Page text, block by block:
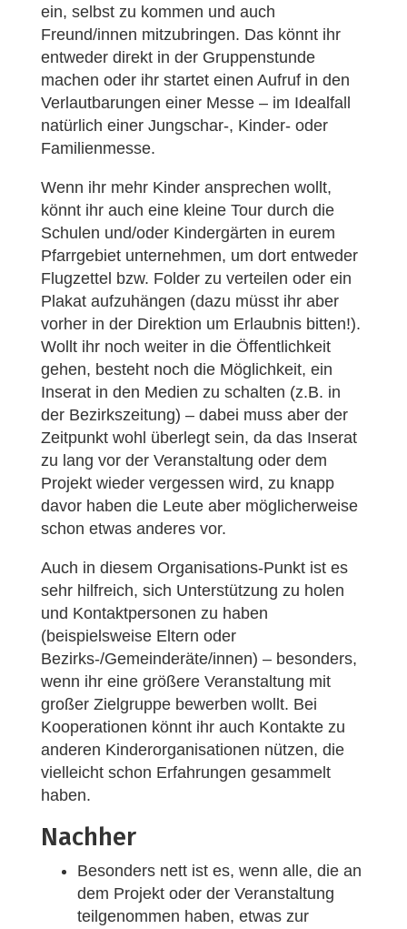
ein, selbst zu kommen und auch
Freund/innen mitzubringen. Das könnt ihr
entweder direkt in der Gruppenstunde
machen oder ihr startet einen Aufruf in den
Verlautbarungen einer Messe – im Idealfall
natürlich einer Jungschar-, Kinder- oder
Familienmesse.
Wenn ihr mehr Kinder ansprechen wollt,
könnt ihr auch eine kleine Tour durch die
Schulen und/oder Kindergärten in eurem
Pfarrgebiet unternehmen, um dort entweder
Flugzettel bzw. Folder zu verteilen oder ein
Plakat aufzuhängen (dazu müsst ihr aber
vorher in der Direktion um Erlaubnis bitten!).
Wollt ihr noch weiter in die Öffentlichkeit
gehen, besteht noch die Möglichkeit, ein
Inserat in den Medien zu schalten (z.B. in
der Bezirkszeitung) – dabei muss aber der
Zeitpunkt wohl überlegt sein, da das Inserat
zu lang vor der Veranstaltung oder dem
Projekt wieder vergessen wird, zu knapp
davor haben die Leute aber möglicherweise
schon etwas anderes vor.
Auch in diesem Organisations-Punkt ist es
sehr hilfreich, sich Unterstützung zu holen
und Kontaktpersonen zu haben
(beispielsweise Eltern oder
Bezirks-/Gemeinderäte/innen) – besonders,
wenn ihr eine größere Veranstaltung mit
großer Zielgruppe bewerben wollt. Bei
Kooperationen könnt ihr auch Kontakte zu
anderen Kinderorganisationen nützen, die
vielleicht schon Erfahrungen gesammelt
haben.
Nachher
Besonders nett ist es, wenn alle, die an
dem Projekt oder der Veranstaltung
teilgenommen haben, etwas zur